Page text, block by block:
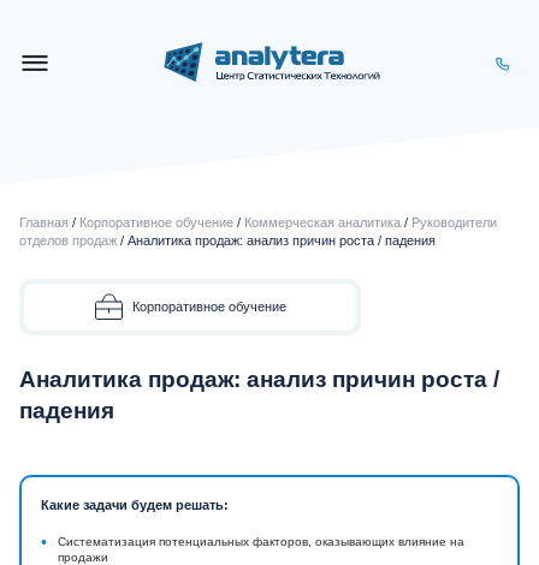
Главная / Корпоративное обучение / Коммерческая аналитика / Руководители
отделов продаж / Аналитика продаж: анализ причин роста / падения
Корпоративное обучение
Аналитика продаж: анализ причин роста /
падения
Какие задачи будем решать:
•
Систематизация потенциальных факторов, оказывающих влияние на
продажи